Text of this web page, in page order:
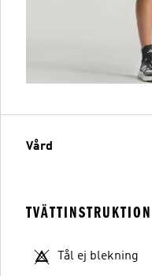
Vård
Tål ej blekning